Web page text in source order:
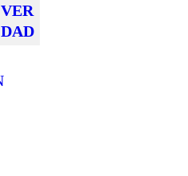
VER
DAD